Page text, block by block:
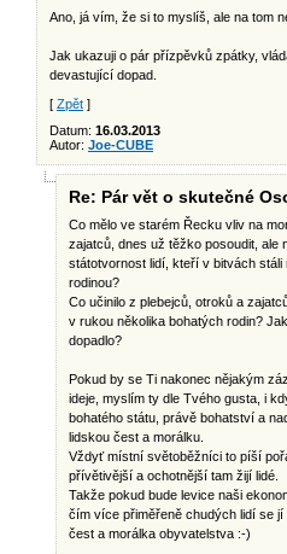
Ano, já vím, že si to myslíš, ale na tom
Jak ukazuji o pár přízpěvků zpátky,
devastující dopad.
[ Zpět ]
Datum: 16.03.2013
Autor: Joe-CUBE
Re: Pár vět o skutečné
Co mělo ve starém Řecku vliv na
zajatců, dnes už těžko posoudit, ale
státotvornost lidí, kteří v bitvách
rodinou?
Co učinilo z plebejců, otroků a
v rukou několika bohatých rodin?
dopadlo?
Pokud by se Ti nakonec nějakým
ideje, myslím ty dle Tvého gusta, i
bohatého státu, právě bohatství a
lidskou čest a morálku.
Vždyť místní světoběžníci to píší
přívětivější a ochotnější tam žijí lidé.
Takže pokud bude levice naši
čím více přiměřeně chudých lidí se
čest a morálka obyvatelstva :-)